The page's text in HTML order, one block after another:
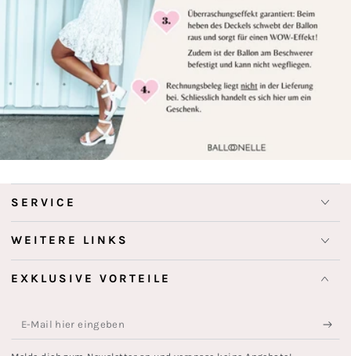
SERVICE
WEITERE LINKS
EXKLUSIVE VORTEILE
E-
Mail